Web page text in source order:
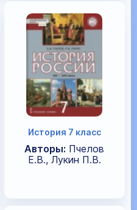
История 7 класс
Авторы: Пчелов
Е.В., Лукин П.В.